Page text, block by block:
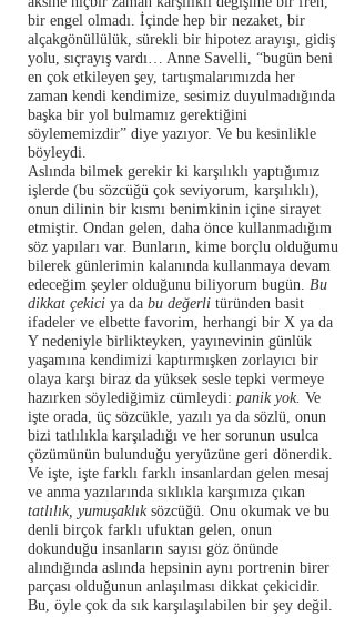
bir engel olmadı. İçinde hep bir nezaket, bir
alçakgönüllülük, sürekli bir hipotez arayışı, gidiş
yolu, sıçrayış vardı… Anne Savelli, “bugün beni
en çok etkileyen şey, tartışmalarımızda her
zaman kendi kendimize, sesimiz duyulmadığında
başka bir yol bulmamız gerektiğini
söylememizdir” diye yazıyor. Ve bu kesinlikle
böyleydi.
Aslında bilmek gerekir ki karşılıklı yaptığımız
işlerde (bu sözcüğü çok seviyorum, karşılıklı),
onun dilinin bir kısmı benimkinin içine sirayet
etmiştir. Ondan gelen, daha önce kullanmadığım
söz yapıları var. Bunların, kime borçlu olduğumu
bilerek günlerimin kalanında kullanmaya devam
edeceğim şeyler olduğunu biliyorum bugün. Bu
dikkat çekici ya da bu değerli türünden basit
ifadeler ve elbette favorim, herhangi bir X ya da
Y nedeniyle birlikteyken, yayınevinin günlük
yaşamına kendimizi kaptırmışken zorlayıcı bir
olaya karşı biraz da yüksek sesle tepki vermeye
hazırken söylediğimiz cümleydi: panik yok. Ve
işte orada, üç sözcükle, yazılı ya da sözlü, onun
bizi tatlılıkla karşıladığı ve her sorunun usulca
çözümünün bulunduğu yeryüzüne geri dönerdik.
Ve işte, işte farklı farklı insanlardan gelen mesaj
ve anma yazılarında sıklıkla karşımıza çıkan
tatlılık, yumuşaklıksözcüğü. Onu okumak ve bu
denli birçok farklı ufuktan gelen, onun
dokunduğu insanların sayısı göz önünde
alındığında aslında hepsinin aynı portrenin birer
parçası olduğunun anlaşılması dikkat çekicidir.
Bu, öyle çok da sık karşılaşılabilen bir şey değil.